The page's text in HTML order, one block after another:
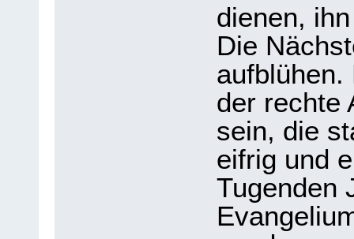
dienen,
Die
aufblühen.
der rechte
sein, die
eifrig und
Tugenden